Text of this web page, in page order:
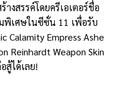
งสรรค์โดยครีเอเตอร์ชื่อ
พิเศษในซีซั่น 11 เพื่อรับ
Calamity Empress Ashe
Reinhardt Weapon Skin
สู้ได้เลย!